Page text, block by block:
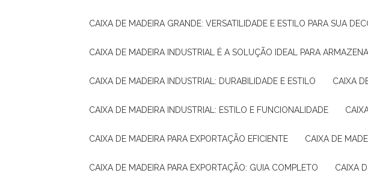
CAIXA DE MADEIRA GRANDE: VERSATILIDADE E ESTILO PARA SUA
CAIXA DE MADEIRA INDUSTRIAL É A SOLUÇÃO IDEAL PARA
CAIXA DE MADEIRA INDUSTRIAL: DURABILIDADE E ESTILO CAIXA
CAIXA DE MADEIRA INDUSTRIAL: ESTILO E FUNCIONALIDADE
CAIXA DE MADEIRA PARA EXPORTAÇÃO EFICIENTE CAIXA DE
CAIXA DE MADEIRA PARA EXPORTAÇÃO: GUIA COMPLETO CAIXA